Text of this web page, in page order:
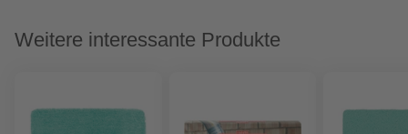
Weitere interessante Produkte